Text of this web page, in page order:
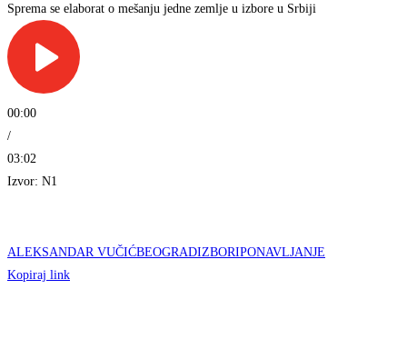
Sprema se elaborat o mešanju jedne zemlje u izbore u Srbiji
00:00
/
03:02
Izvor: N1
ALEKSANDAR VUČIĆBEOGRADIZBORIPONAVLJANJE
Kopiraj link